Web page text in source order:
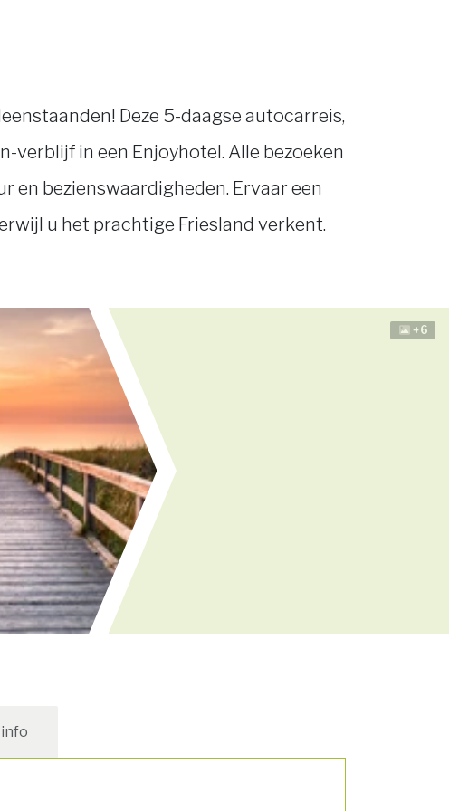
Deze 5-daagse autocarreis,
verblijf in een Enjoyhotel. Alle bezoeken
en bezienswaardigheden. Ervaar een
u het prachtige Friesland verkent.
+6